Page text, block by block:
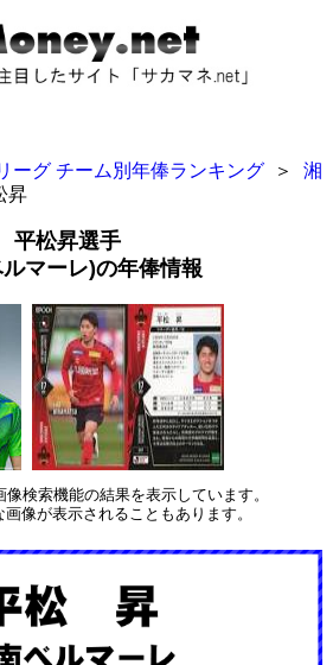
ーグ チーム別年俸ランキング ＞
湘
昇
平松昇選手
マーレ)の年俸情報
検索機能の結果を表示しています。
像が表示されることもあります。